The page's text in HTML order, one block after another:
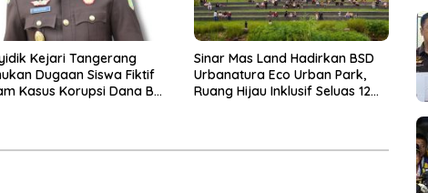
Kejari Tangerang
Dugaan Siswa Fiktif
Kasus Korupsi Dana BOP
Sinar Mas Land Hadirkan BSD
Urbanatura Eco Urban Park,
Ruang Hijau Inklusif Seluas 12